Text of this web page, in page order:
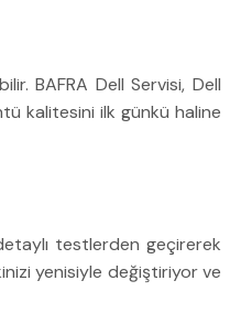
BAFRA Dell Servisi, Dell
kalitesini ilk günkü haline
testlerden geçirerek
yenisiyle değiştiriyor ve